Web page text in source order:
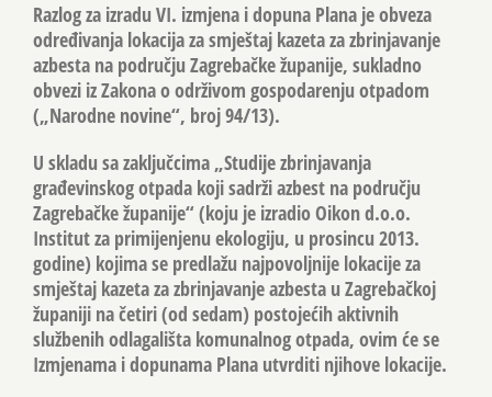
Razlog za izradu VI. izmjena i dopuna Plana je obveza
određivanja lokacija za smještaj kazeta za zbrinjavanje
azbesta na području Zagrebačke županije, sukladno
obvezi iz Zakona o održivom gospodarenju otpadom
(„Narodne novine“, broj 94/13).
U skladu sa zaključcima „Studije zbrinjavanja
građevinskog otpada koji sadrži azbest na području
Zagrebačke županije“ (koju je izradio Oikon d.o.o.
Institut za primijenjenu ekologiju, u prosincu 2013.
godine) kojima se predlažu najpovoljnije lokacije za
smještaj kazeta za zbrinjavanje azbesta u Zagrebačkoj
županiji na četiri (od sedam) postojećih aktivnih
službenih odlagališta komunalnog otpada, ovim će se
Izmjenama i dopunama Plana utvrditi njihove lokacije.